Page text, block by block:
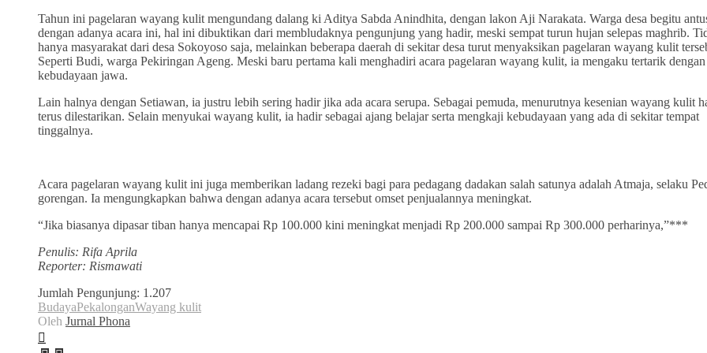
Tahun ini pagelaran wayang kulit mengundang dalang ki Aditya Sabda Anindhita, dengan lakon Aji Narakata. Warga desa begitu
dengan adanya acara ini, hal ini dibuktikan dari membludaknya pengunjung yang hadir, meski sempat turun hujan selepas maghrib.
hanya masyarakat dari desa Sokoyoso saja, melainkan beberapa daerah di sekitar desa turut menyaksikan pagelaran wayang kulit
Seperti Budi, warga Pekiringan Ageng. Meski baru pertama kali menghadiri acara pagelaran wayang kulit, ia mengaku tertarik dengan
kebudayaan jawa.
Lain halnya dengan Setiawan, ia justru lebih sering hadir jika ada acara serupa. Sebagai pemuda, menurutnya kesenian wayang kulit
terus dilestarikan. Selain menyukai wayang kulit, ia hadir sebagai ajang belajar serta mengkaji kebudayaan yang ada di sekitar tempat
tinggalnya.
Acara pagelaran wayang kulit ini juga memberikan ladang rezeki bagi para pedagang dadakan salah satunya adalah Atmaja, selaku
gorengan. Ia mengungkapkan bahwa dengan adanya acara tersebut omset penjualannya meningkat.
“Jika biasanya dipasar tiban hanya mencapai Rp 100.000 kini meningkat menjadi Rp 200.000 sampai Rp 300.000 perharinya,”***
Penulis: Rifa Aprila
Reporter: Rismawati
Jumlah Pengunjung: 1.207
BudayaPekalonganWayang kulit
Oleh Jurnal Phona